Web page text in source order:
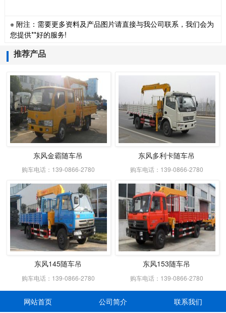
※ 附注：需要更多资料及产品图片请直接与我公司联系，我们会为
您提供**好的服务!
推荐产品
东风金霸随车吊
购车电话：139-0866-2780
东风多利卡随车吊
购车电话：139-0866-2780
东风145随车吊
购车电话：139-0866-2780
东风153随车吊
购车电话：139-0866-2780
网站首页 公司简介 联系我们